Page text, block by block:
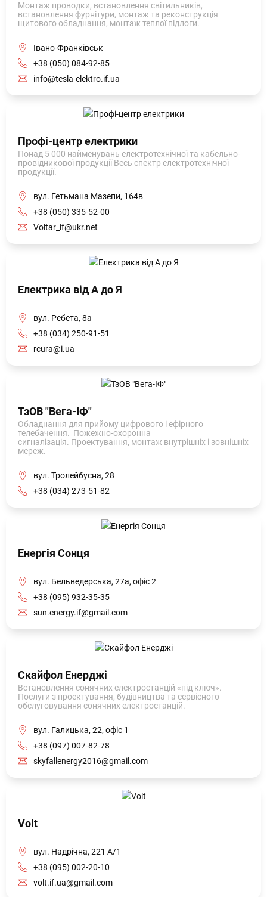
Монтаж проводки, встановлення світильників,
встановлення фурнітури, монтаж та реконструкція
щитового обладнання, монтаж теплої підлоги.
Івано-Франківськ
+38 (050) 084-92-85
info@tesla-elektro.if.ua
Профі-центр електрики
Понад 5 000 найменувань електротехнічної та кабельно-
провідникової продукції Весь спектр електротехнічної
продукції.
вул. Гетьмана Мазепи, 164в
+38 (050) 335-52-00
Voltar_if@ukr.net
Електрика від А до Я
вул. Ребета, 8а
+38 (034) 250-91-51
rcura@i.ua
ТзОВ "Вега-ІФ"
Обладнання для прийому цифрового і ефірного
телебачення. Пожежно-охоронна
сигналізація. Проектування, монтаж внутрішніх і зовнішніх
мереж.
вул. Тролейбусна, 28
+38 (034) 273-51-82
Енергія Сонця
вул. Бельведерська, 27а, офіс 2
+38 (095) 932-35-35
sun.energy.if@gmail.com
Скайфол Енерджі
Встановлення сонячних електростанцій «під ключ».
Послуги з проектування, будівництва та сервісного
обслуговування сонячних електростанцій.
вул. Галицька, 22, офіс 1
+38 (097) 007-82-78
skyfallenergy2016@gmail.com
Volt
вул. Надрічна, 221 А/1
+38 (095) 002-20-10
volt.if.ua@gmail.com